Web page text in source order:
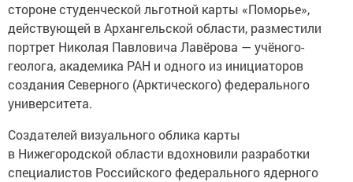
стороне студенческой льготной карты «Поморье»,
действующей в Архангельской области, разместили
портрет Николая Павловича Лавёрова — учёного-
геолога, академика РАН и одного из инициаторов
создания Северного (Арктического) федерального
университета.
Создателей визуального облика карты
в Нижегородской области вдохновили разработки
специалистов Российского федерального ядерного